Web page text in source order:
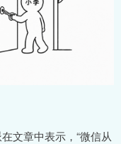
文章中表示，“微信从